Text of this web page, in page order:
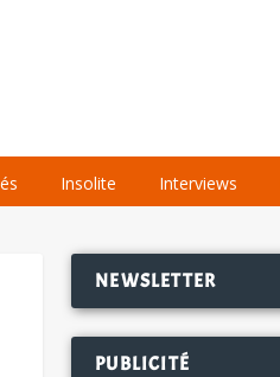
Insolite Interviews
NEWSLETTER
PUBLICITÉ